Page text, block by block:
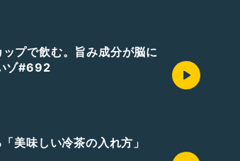
ップで飲む。旨み成分が脳に
ゾ#692
美味しい冷茶の入れ方」